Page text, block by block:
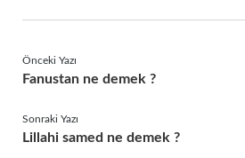
Önceki Yazı
Fanustan ne demek ?
Sonraki Yazı
Lillahi samed ne demek ?